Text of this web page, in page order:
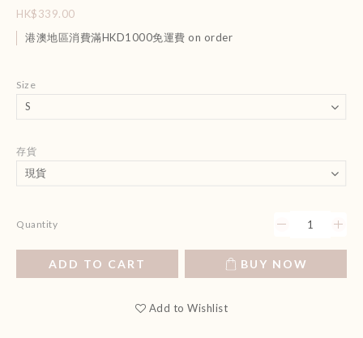
HK$339.00
港澳地區消費滿HKD1000免運費 on order
Size
存貨
Quantity
ADD TO CART BUY NOW
Add to Wishlist